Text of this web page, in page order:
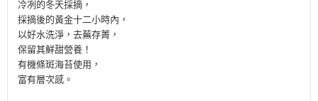
冷冽的冬天採摘，
採摘後的黃金十二小時內，
以好水洗淨，去蕪存菁，
保留其鮮甜營養！
有機條斑海苔使用，
富有層次感。